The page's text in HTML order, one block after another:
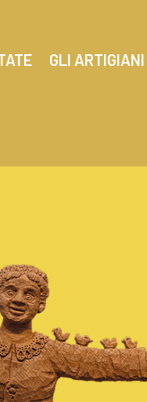
GLI ARTIGIANI